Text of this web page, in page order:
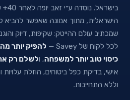
הישראלית, מתוך אמונה שאפשר להביא
שמכתיב עולם ההייטק: שקיפות, דיוק
לכל לקוח של Savey —
להפיק יותר
כיסוי טוב יותר למשפחה, ולשלם רק
אישי, בדיקת כפל ביטוחים, הוזלת
וללא התחייבות.